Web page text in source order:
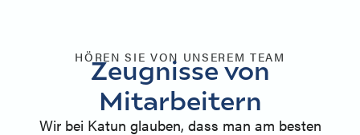
HÖREN SIE VON UNSEREM TEAM
Zeugnisse von
Mitarbeitern
Wir bei Katun glauben, dass man am besten